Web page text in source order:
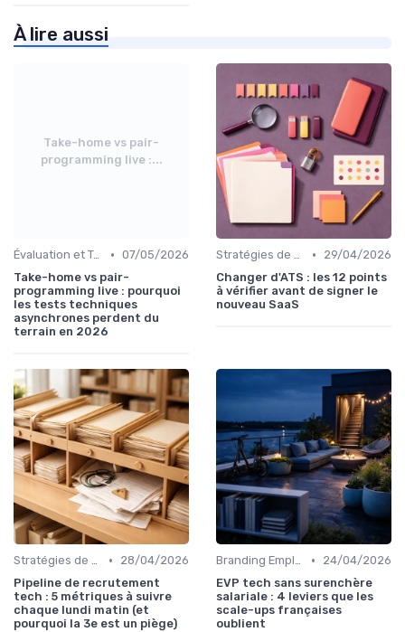
À lire aussi
Take-home vs pair-
programming live :...
Évaluation et Tests de Compétences • 07/05/2026
Take-home vs pair-
programming live : pourquoi
les tests techniques
asynchrones perdent du
terrain en 2026
Stratégies de Recrutement Digital •
29/04/2026
Changer d'ATS : les 12 points
à vérifier avant de signer le
nouveau SaaS
Stratégies de Recrutement Digital •
28/04/2026
Pipeline de recrutement
tech : 5 métriques à suivre
chaque lundi matin (et
pourquoi la 3e est un piège)
Branding Employeur •
24/04/2026
EVP tech sans surenchère
salariale : 4 leviers que les
scale-ups françaises
oublient